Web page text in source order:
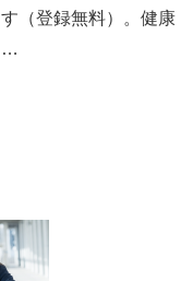
（登録無料）。健康
…